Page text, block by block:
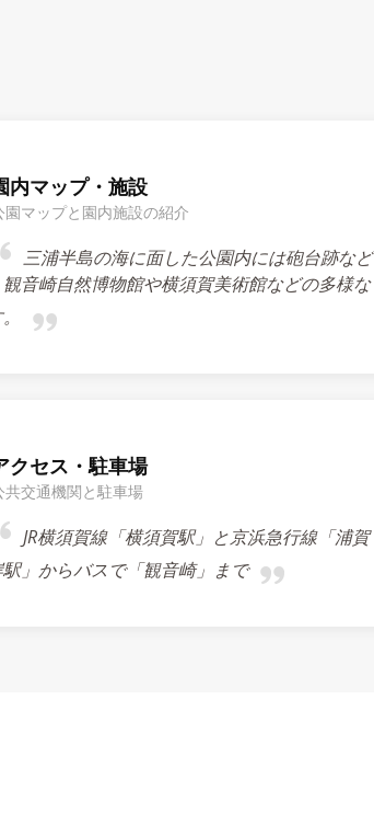
内マップ・施設
園マップと園内施設の紹介
三浦半島の海に面した公園内には砲台跡など
音崎自然博物館や横須賀美術館などの多様な
クセス・駐車場
共交通機関と駐車場
JR横須賀線「横須賀駅」と京浜急行線「浦賀
」からバスで「観音崎」まで